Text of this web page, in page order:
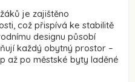
je zajištěno
což přispívá ke stabilitě
designu působí
každý obytný prostor –
až po městské byty laděné